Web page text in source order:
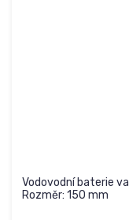
Vodovodní baterie
Rozměr: 150 mm